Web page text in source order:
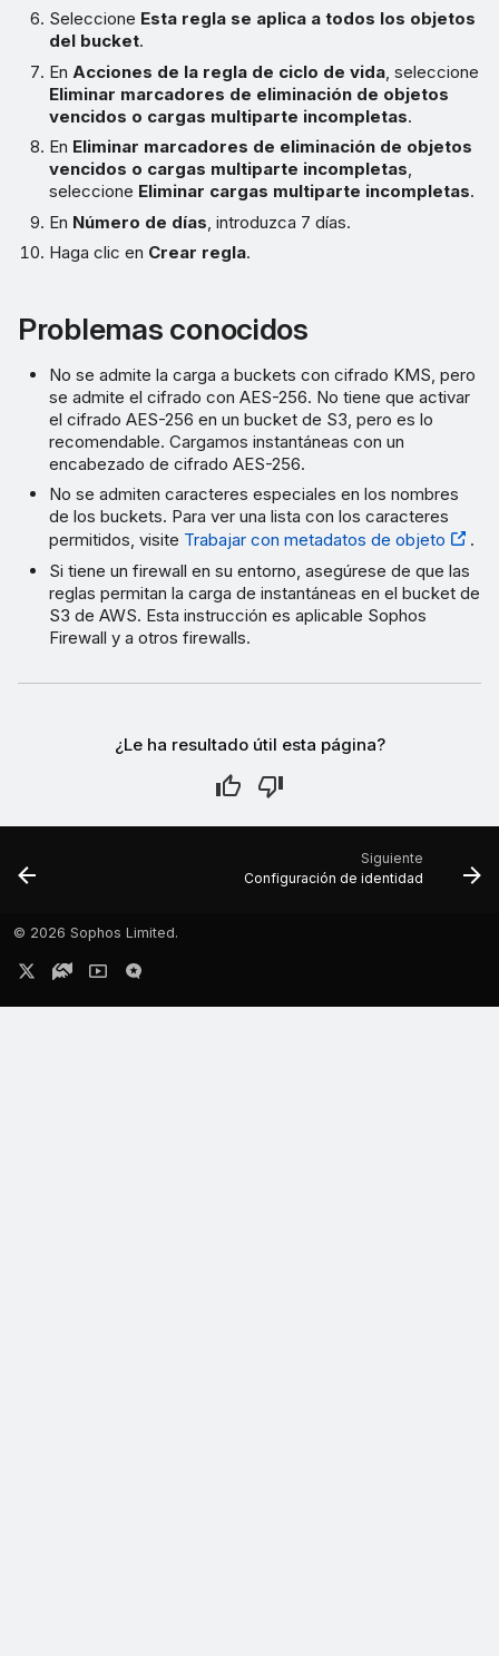
Seleccione Esta regla se aplica a todos los objetos
del bucket.
En Acciones de la regla de ciclo de vida , seleccione
Eliminar marcadores de eliminación de objetos
vencidos o cargas multiparte incompletas.
En Eliminar marcadores de eliminación de objetos
vencidos o cargas multiparte incompletas,
seleccione Eliminar cargas multiparte incompletas.
En Número de días , introduzca 7 días.
Haga clic en Crear regla.
Problemas conocidos
No se admite la carga a buckets con cifrado KMS, pero
se admite el cifrado con AES-256. No tiene que activar
el cifrado AES-256 en un bucket de S3, pero es lo
recomendable. Cargamos instantáneas con un
encabezado de cifrado AES-256.
No se admiten caracteres especiales en los nombres
de los buckets. Para ver una lista con los caracteres
permitidos, visite Trabajar con metadatos de objeto
.
Si tiene un firewall en su entorno, asegúrese de que las
reglas permitan la carga de instantáneas en el bucket de
S3 de AWS. Esta instrucción es aplicable Sophos
Firewall y a otros firewalls.
¿Le ha resultado útil esta página?
Siguiente
Configuración de identidad
© 2026 Sophos Limited.